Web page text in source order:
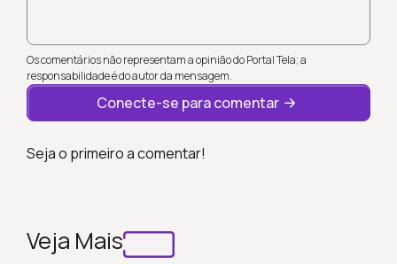
Os comentários não representam a opinião do Portal Tela; a
responsabilidade é do autor da mensagem.
Conecte-se para comentar
Seja o primeiro a comentar!
Veja Mais